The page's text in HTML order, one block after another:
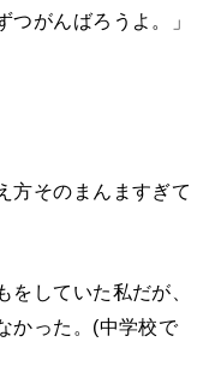
がんばろうよ。」
方そのまんますぎて
をしていた私だが、
かった。(中学校で